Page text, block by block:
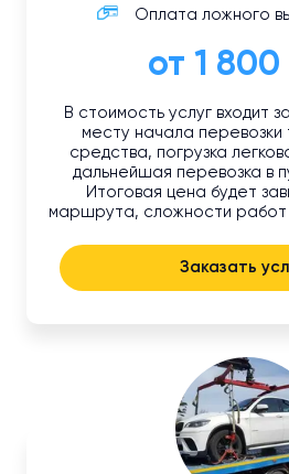
Оплата ложного
от 1 800
В стоимость услуг входит
месту начала перевозки
средства, погрузка
дальнейшая перевозка в
Итоговая цена будет
маршрута, сложности работ